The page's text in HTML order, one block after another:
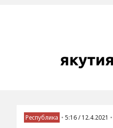
Республика • 5:16 / 12.4.2021 •